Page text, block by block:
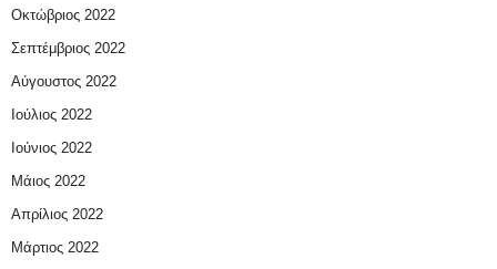
Οκτώβριος 2022
Σεπτέμβριος 2022
Αύγουστος 2022
Ιούλιος 2022
Ιούνιος 2022
Μάιος 2022
Απρίλιος 2022
Μάρτιος 2022